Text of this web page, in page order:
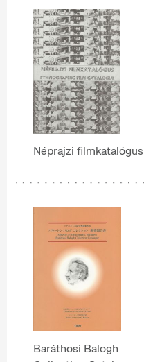
Néprajzi filmkatalógus
Baráthosi Balogh